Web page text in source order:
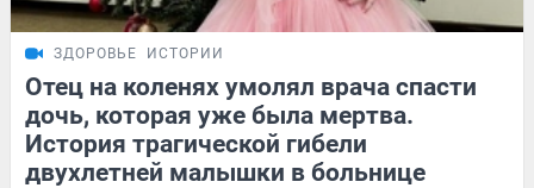
ЗДОРОВЬЕ ИСТОРИИ
Отец на коленях умолял врача спасти
дочь, которая уже была мертва.
История трагической гибели
двухлетней малышки в больнице